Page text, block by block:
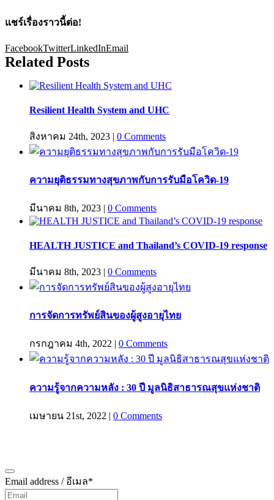
แชร์เรื่องราวนี้ต่อ!
FacebookTwitterLinkedInEmail
Related Posts
Resilient Health System and UHC
สิงหาคม 24th, 2023 | 0 Comments
ความยุติธรรมทางสุขภาพกับการรับมือโควิด-19
มีนาคม 8th, 2023 | 0 Comments
HEALTH JUSTICE and Thailand’s COVID-19 response
มีนาคม 8th, 2023 | 0 Comments
การจัดการทรัพย์สินของผู้สูงอายุไทย
กรกฎาคม 4th, 2022 | 0 Comments
ความรู้จากความหลัง : 30 ปี มูลนิธิสาธารณสุขแห่งชาติ
เมษายน 21st, 2022 | 0 Comments
Email address / อีเมล*